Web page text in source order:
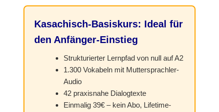
Kasachisch-Basiskurs: Ideal für
den Anfänger-Einstieg
Strukturierter Lernpfad von null auf A2
1.300 Vokabeln mit Muttersprachler-
Audio
42 praxisnahe Dialogtexte
Einmalig 39€ – kein Abo, Lifetime-